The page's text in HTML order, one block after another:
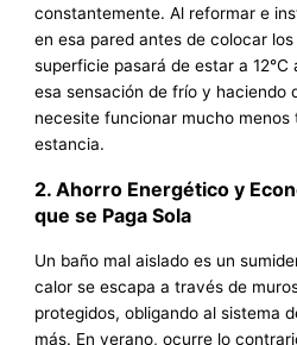
constantemente. Al reformar e
en esa pared antes de colocar
superficie pasará de estar a 12°C
esa sensación de frío y haciendo
necesite funcionar mucho menos
estancia.
2. Ahorro Energético y
que se Paga Sola
Un baño mal aislado es un
calor se escapa a través de
protegidos, obligando al sistema
más. En verano, ocurre lo